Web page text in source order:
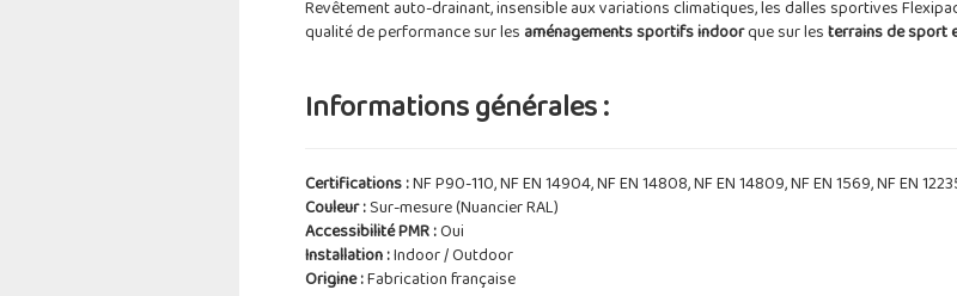
Revêtement auto-drainant, insensible aux variations climatiques, les dalles sportives
qualité de performance sur les aménagements sportifs indoorque sur lesterrains de sport
Informations générales :
Certifications :NF P90-110, NF EN 14904, NF EN 14808, NF EN 14809, NF EN 1569, NF EN
Couleur :Sur-mesure (Nuancier RAL)
Accessibilité PMR :Oui
Installation :Indoor / Outdoor
Origine :Fabrication française